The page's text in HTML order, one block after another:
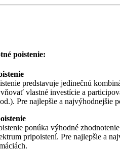
poistenie:
predstavuje jedinečnú
vlastné investície a
Pre najlepšie a
ponúka výhodné
pripoistení. Pre najlepšie a